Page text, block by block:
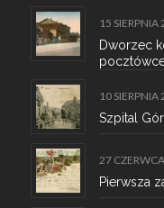
15 SIERPNIA
Dworzec
10 SIERPNIA
Szpital
27
Pierwsza